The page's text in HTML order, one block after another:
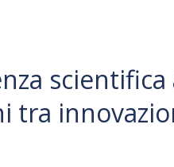
tra